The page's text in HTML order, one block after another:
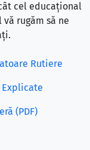
cel educațional
vă rugăm să ne
Rutiere
Explicate
(PDF)